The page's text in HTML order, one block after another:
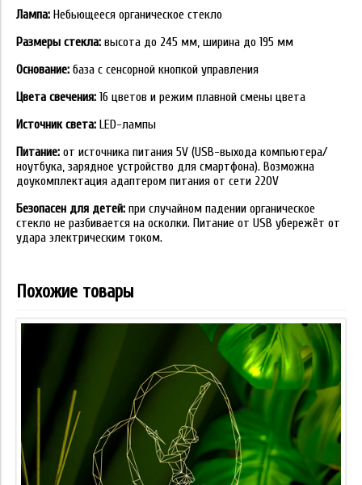
Лампа: Небьющееся органическое стекло
Размеры стекла: высота до 245 мм, ширина до 195 мм
Основание: база с сенсорной кнопкой управления
Цвета свечения: 16 цветов и режим плавной смены цвета
Источник света: LED-лампы
Питание: от источника питания 5V (USB-выхода компьютера/
ноутбука, зарядное устройство для смартфона). Возможна
доукомплектация адаптером питания от сети 220V
Безопасен для детей: при случайном падении органическое
стекло не разбивается на осколки. Питание от USB убережёт от
удара электрическим током.
Похожие товары